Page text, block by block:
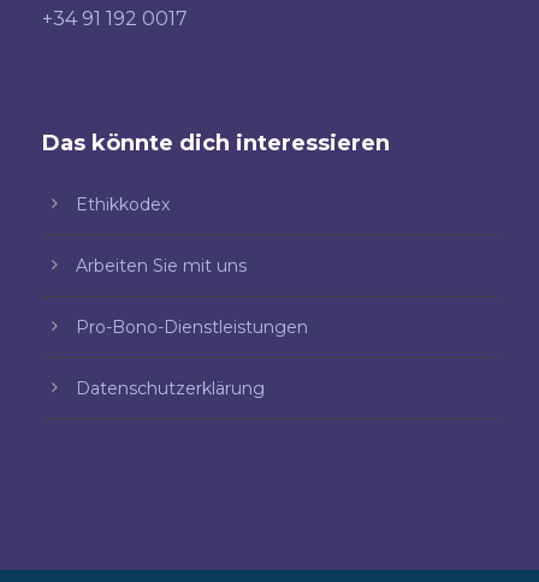
+34 91 192 0017
Das könnte dich interessieren
Ethikkodex
Arbeiten Sie mit uns
Pro-Bono-Dienstleistungen
Datenschutzerklärung